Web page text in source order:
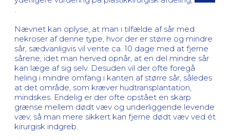
Nævnet kan oplyse, at man i tilfælde af sår med
nekroser af denne type, hvor der er større og mindre
sår, sædvanligvis vil vente ca. 10 dage med at fjerne
sårene, idet man herved opnår, at en del mindre sår
kan læge af sig selv. Desuden vil der ofte foregå
heling i mindre omfang i kanten af større sår, således
at det område, som kræver hudtransplantation,
mindskes. Endelig er der ofte opstået en skarp
grænse mellem dødt væv og underliggende levende
væv, så man mere sikkert kan fjerne dødt væv ved ét
kirurgisk indgreb.